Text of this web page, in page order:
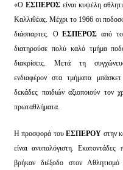
«Ο ΕΣΠΕΡΟΣ είναι κυψέλη
Καλλιθέας. Μέχρι το 1966 οι
διάσπαρτες. ΟΕΣΠΕΡΟΣ από
διατηρούσε πολύ καλό τμήμα
διακρίσεις. Μετά τη
ενδιαφέρον στα τμήματα
δεκάδες παιδιών αξιοποιούν τον
πρωταθλήματα.
Η προσφορά τουΕΣΠΕΡΟΥ στην
είναι ανυπολόγιστη. Εκατοντάδες
βρήκαν διέξοδο στον